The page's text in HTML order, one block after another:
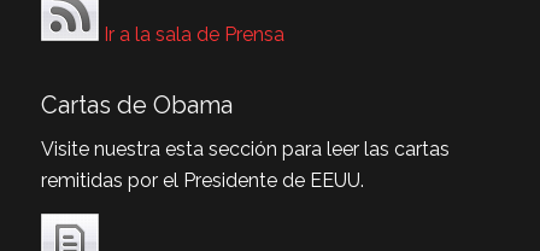
Ir a la sala de Prensa
Cartas de Obama
Visite nuestra esta sección para leer las cartas
remitidas por el Presidente de EEUU.